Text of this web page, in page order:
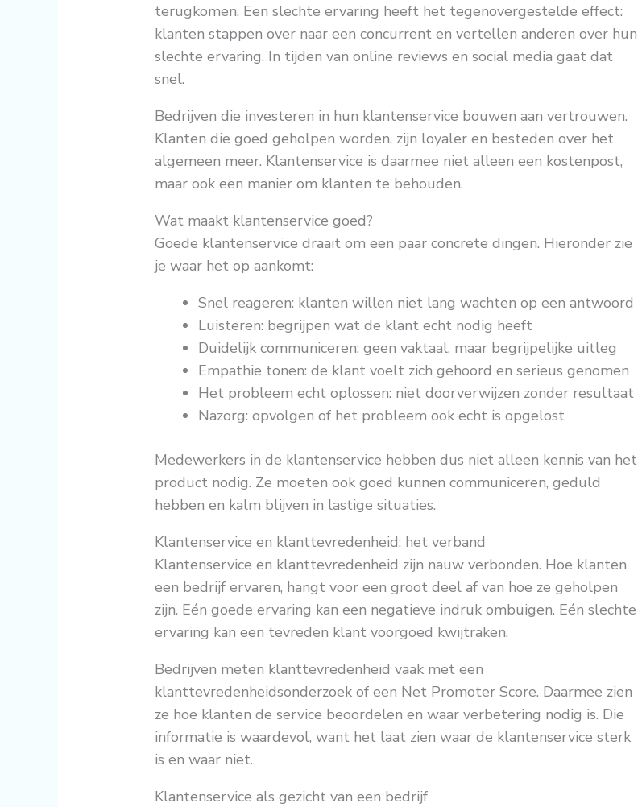
terugkomen. Een slechte ervaring heeft het tegenovergestelde effect:
klanten stappen over naar een concurrent en vertellen anderen over hun
slechte ervaring. In tijden van online reviews en social media gaat dat
snel.
Bedrijven die investeren in hun klantenservice bouwen aan vertrouwen.
Klanten die goed geholpen worden, zijn loyaler en besteden over het
algemeen meer. Klantenservice is daarmee niet alleen een kostenpost,
maar ook een manier om klanten te behouden.
Wat maakt klantenservice goed?
Goede klantenservice draait om een paar concrete dingen. Hieronder zie
je waar het op aankomt:
Snel reageren: klanten willen niet lang wachten op een antwoord
Luisteren: begrijpen wat de klant echt nodig heeft
Duidelijk communiceren: geen vaktaal, maar begrijpelijke uitleg
Empathie tonen: de klant voelt zich gehoord en serieus genomen
Het probleem echt oplossen: niet doorverwijzen zonder resultaat
Nazorg: opvolgen of het probleem ook echt is opgelost
Medewerkers in de klantenservice hebben dus niet alleen kennis van het
product nodig. Ze moeten ook goed kunnen communiceren, geduld
hebben en kalm blijven in lastige situaties.
Klantenservice en klanttevredenheid: het verband
Klantenservice en klanttevredenheid zijn nauw verbonden. Hoe klanten
een bedrijf ervaren, hangt voor een groot deel af van hoe ze geholpen
zijn. Eén goede ervaring kan een negatieve indruk ombuigen. Eén slechte
ervaring kan een tevreden klant voorgoed kwijtraken.
Bedrijven meten klanttevredenheid vaak met een
klanttevredenheidsonderzoek of een Net Promoter Score. Daarmee zien
ze hoe klanten de service beoordelen en waar verbetering nodig is. Die
informatie is waardevol, want het laat zien waar de klantenservice sterk
is en waar niet.
Klantenservice als gezicht van een bedrijf